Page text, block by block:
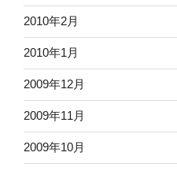
2010年2月
2010年1月
2009年12月
2009年11月
2009年10月